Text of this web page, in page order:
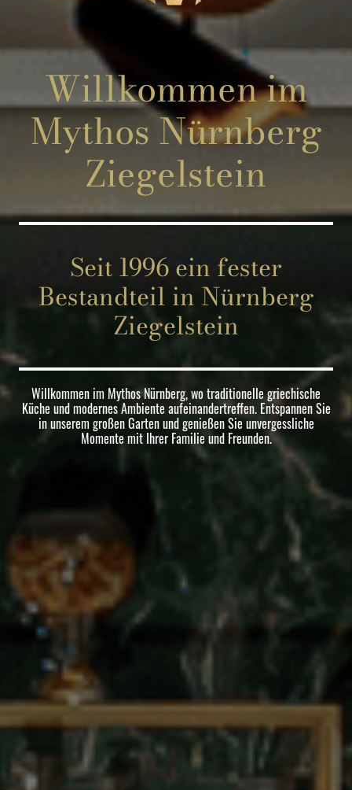
Willkommen im
Mythos Nürnberg
Ziegelstein
Seit 1996 ein fester
Bestandteil in Nürnberg
Ziegelstein
Willkommen im Mythos Nürnberg, wo traditionelle griechische
Küche und modernes Ambiente aufeinandertreffen. Entspannen Sie
in unserem großen Garten und genießen Sie unvergessliche
Momente mit Ihrer Familie und Freunden.